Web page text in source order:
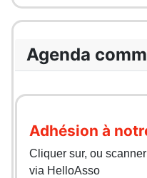
Agenda
Adhésion à
Cliquer sur, ou
via HelloAsso